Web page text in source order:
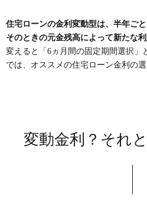
住宅ローンの金利変動型は、半年ご
そのときの元金残高によって新たな利
変えると「6ヵ月間の固定期間選択」
では、オススメの住宅ローン金利の
変動金利？それ